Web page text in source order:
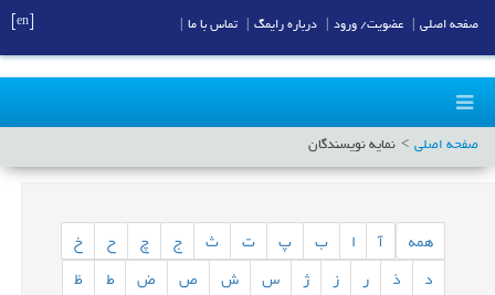
صفحه اصلی نمایه نویسندگان
همه ب پ ت ث ج چ ح
خ
د
ذ ر ز ژ س ش ص ض ط
ظ
صفحه اصلی عضویت/ ورود درباره رایمگ تماس با ما